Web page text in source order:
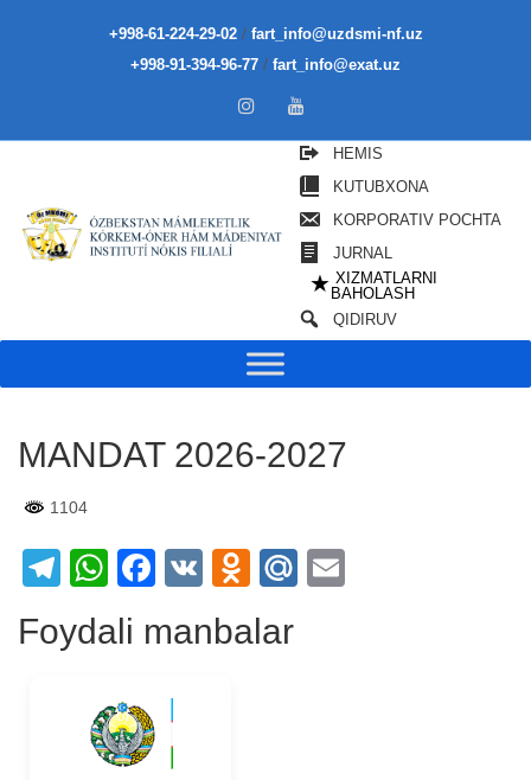
+998-61-224-29-02/ fart_info@uzdsmi-nf.uz
+998-91-394-96-77 / fart_info@exat.uz
HEMIS
KUTUBXONA
KORPORATIV POCHTA
JURNAL
★ XIZMATLARNI
BAHOLASH
QIDIRUV
MANDAT 2026-2027
1104
Telegram
WhatsApp
Facebook
VK Odnoklassniki
Mail.Ru
Foydali manbalar